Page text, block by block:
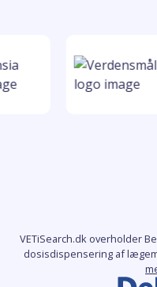
VETiSearch.dk overholder
dosisdispensering af